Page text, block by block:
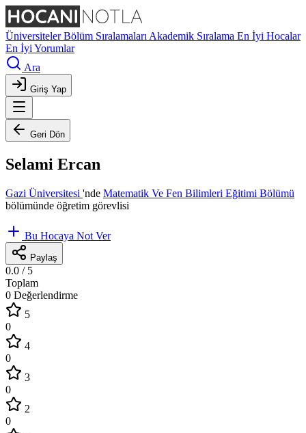
ÜniversitelerBölüm Sıralamaları Akademik Sıralama En İyi Hocalar
En İyi Yorumlar
Ara
Giriş Yap
Geri Dön
Selami Ercan
Gazi Üniversitesi 'nde Matematik Ve Fen Bilimleri Eğitimi Bölümü
bölümünde öğretim görevlisi
Bu Hocaya Not Ver
Paylaş
0.0 / 5
Toplam
0 Değerlendirme
5
0
4
0
3
0
2
0